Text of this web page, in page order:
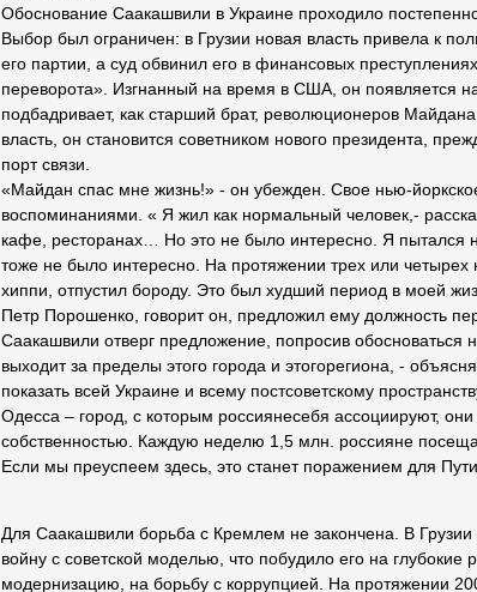
Обоснование Саакашвили в Украине проходило
Выбор был ограничен: в Грузии новая власть привела к
его партии, а суд обвинил его в финансовых
переворота». Изгнанный на время в США, он появляется
подбадривает, как старший брат, революционеров
власть, он становится советником нового президента,
порт связи.
«Майдан спас мне жизнь!» - он убежден. Свое нью-
воспоминаниями. « Я жил как нормальный человек,-
кафе, ресторанах… Но это не было интересно. Я пытался
тоже не было интересно. На протяжении трех или четырех
хиппи, отпустил бороду. Это был худший период в моей
Петр Порошенко, говорит он, предложил ему должность
Саакашвили отверг предложение, попросив обосноваться
выходит за пределы этого города и этогорегиона, -
показать всей Украине и всему постсоветскому
Одесса – город, с которым россиянесебя ассоциируют, они
собственностью. Каждую неделю 1,5 млн. россияне
Если мы преуспеем здесь, это станет поражением для
Для Саакашвили борьба с Кремлем не закончена. В
войну с советской моделью, что побудило его на
модернизацию, на борьбу с коррупцией. На протяжении